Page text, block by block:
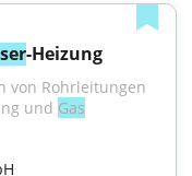
-Heizung
von Rohrleitungen
und Gas